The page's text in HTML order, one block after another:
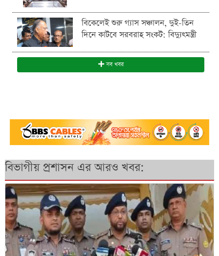
বিকেলেই শুরু গ্যাস সঞ্চালন, দুই-তিন
দিনে কাটবে সরবরাহ সংকট: বিদ্যুৎমন্ত্রী
সব খবর
বিভাগীয় প্রশাসন এর আরও খবর: